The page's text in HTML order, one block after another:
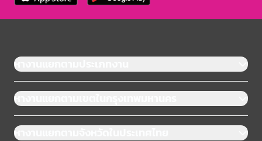
หางานแยกตามประเภทงาน
หางานแยกตามเขตในกรุงเทพมหานคร
หางานแยกตามจังหวัดในประเทศไทย